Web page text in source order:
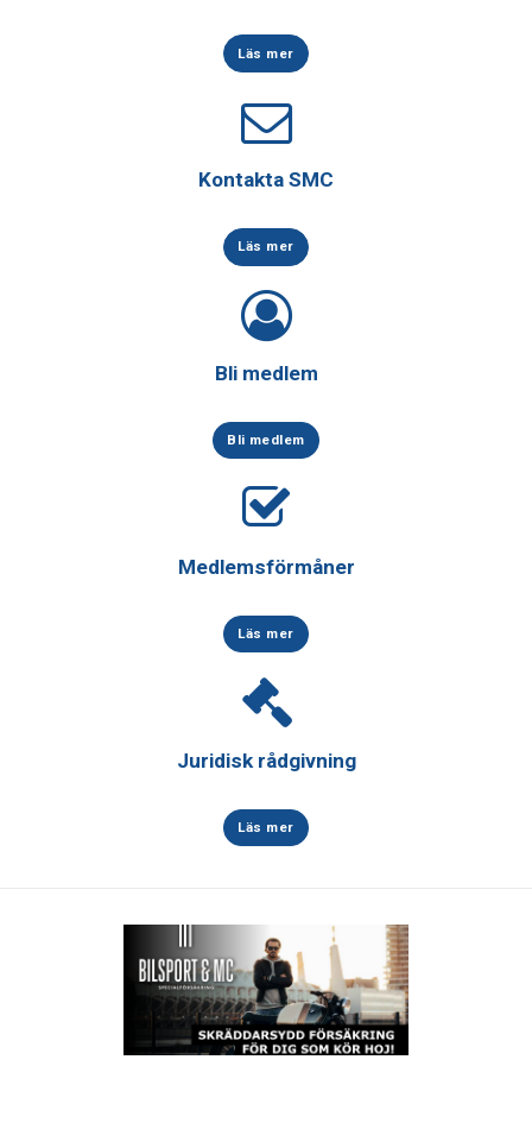
Läs mer
Kontakta SMC
Läs mer
Bli medlem
Bli medlem
Medlemsförmåner
Läs mer
Juridisk rådgivning
Läs mer